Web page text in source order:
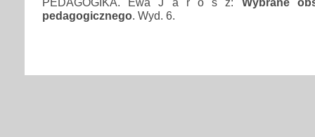
pedagogicznego. Wyd. 6.